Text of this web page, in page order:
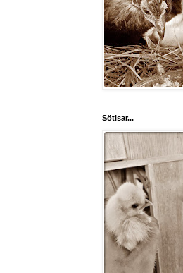
Sötisar...